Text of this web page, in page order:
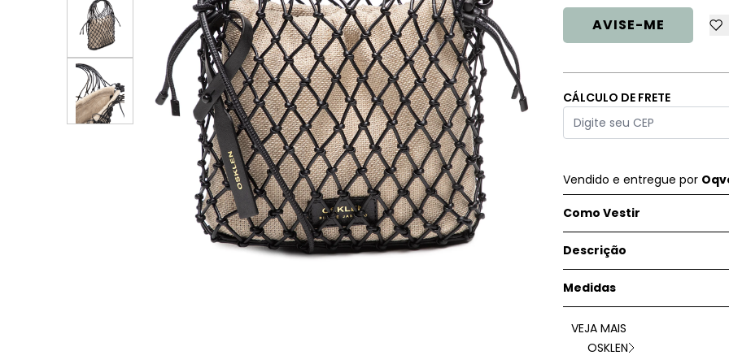
AVISE-ME
CÁLCULO DE FRETE
Vendido e entregue por
Como Vestir
Descrição
Medidas
VEJA MAIS
OSKLEN